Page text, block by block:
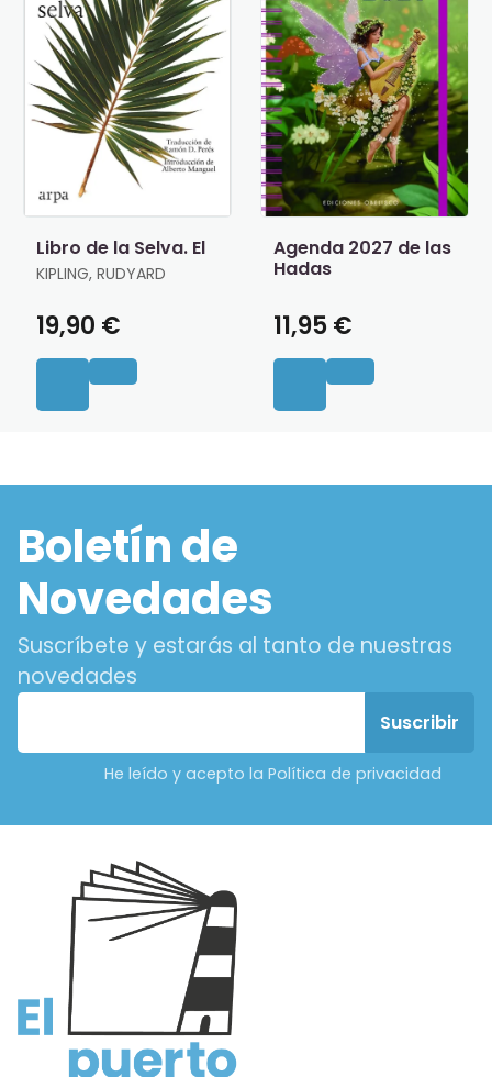
Libro de la Selva. El
KIPLING, RUDYARD
19,90 €
Agenda 2027 de las
Hadas
11,95 €
Boletín de
Novedades
Suscríbete y estarás al tanto de nuestras
novedades
He leído y acepto la Política de privacidad